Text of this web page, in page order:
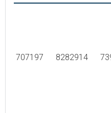
707197 8282914